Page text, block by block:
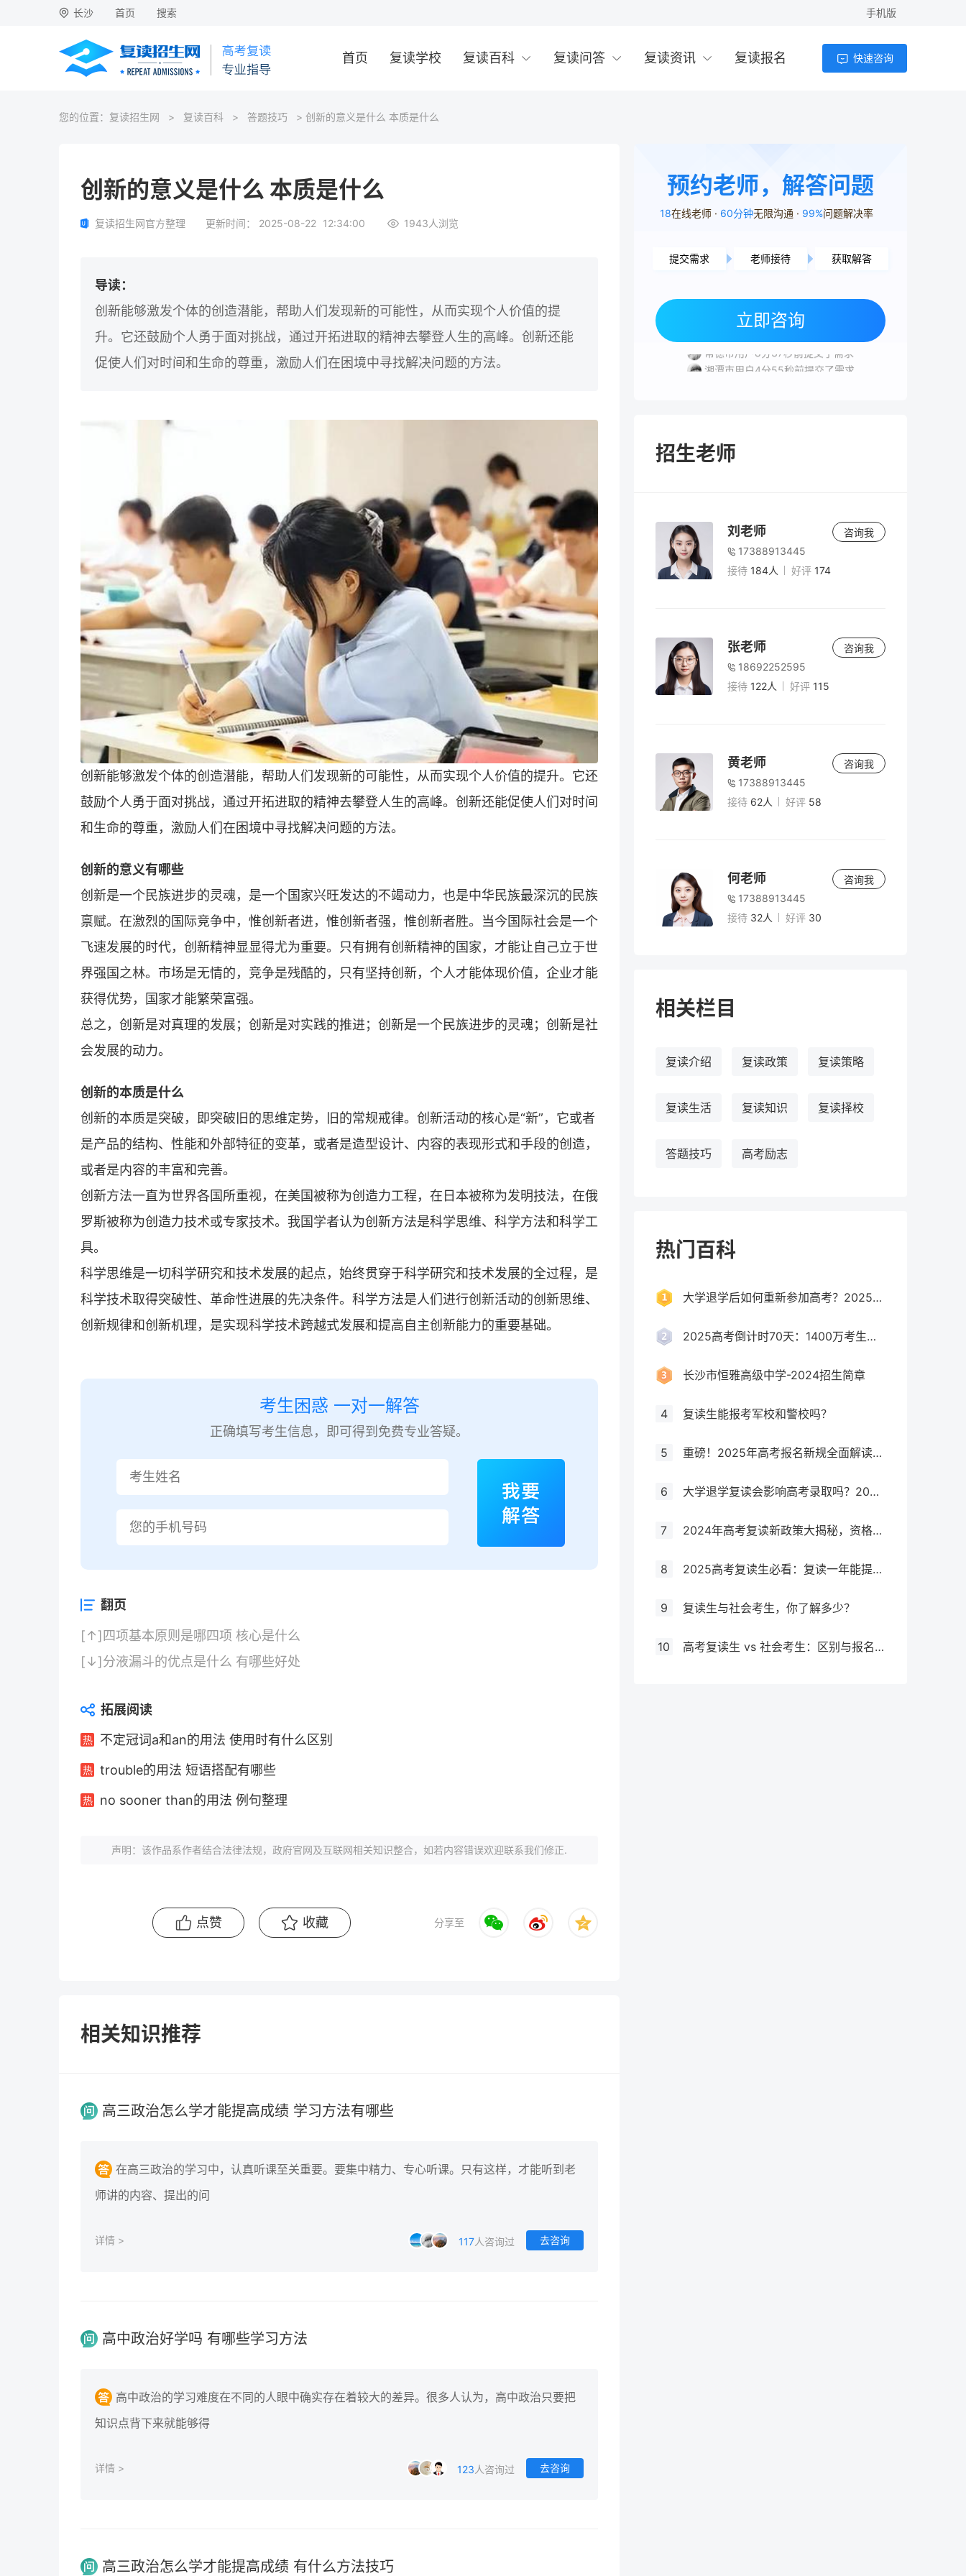
长沙 首页 搜索 手机版
首页 复读学校 复读百科 复读问答 复读资讯 复读报名 快速咨询
您的位置： 复读招生网 > 复读百科 > 答题技巧 > 创新的意义是什么 本质是什么
创新的意义是什么 本质是什么
复读招生网官方整理 更新时间： 2025-08-22 12:34:00 1943 人浏览
导读：
创新能够激发个体的创造潜能，帮助人们发现新的可能性，从而实现个人价值的提
升。它还鼓励个人勇于面对挑战，通过开拓进取的精神去攀登人生的高峰。创新还能
促使人们对时间和生命的尊重，激励人们在困境中寻找解决问题的方法。
创新能够激发个体的创造潜能，帮助人们发现新的可能性，从而实现个人价值的提升。它还
鼓励个人勇于面对挑战，通过开拓进取的精神去攀登人生的高峰。创新还能促使人们对时间
和生命的尊重，激励人们在困境中寻找解决问题的方法。
创新的意义有哪些
创新是一个民族进步的灵魂，是一个国家兴旺发达的不竭动力，也是中华民族最深沉的民族
禀赋。在激烈的国际竞争中，惟创新者进，惟创新者强，惟创新者胜。当今国际社会是一个
飞速发展的时代，创新精神显显得尤为重要。只有拥有创新精神的国家，才能让自己立于世
界强国之林。市场是无情的，竞争是残酷的，只有坚持创新，个人才能体现价值，企业才能
获得优势，国家才能繁荣富强。
总之，创新是对真理的发展；创新是对实践的推进；创新是一个民族进步的灵魂；创新是社
会发展的动力。
创新的本质是什么
创新的本质是突破，即突破旧的思维定势，旧的常规戒律。创新活动的核心是“新”，它或者
是产品的结构、性能和外部特征的变革，或者是造型设计、内容的表现形式和手段的创造，
或者是内容的丰富和完善。
创新方法一直为世界各国所重视，在美国被称为创造力工程，在日本被称为发明技法，在俄
罗斯被称为创造力技术或专家技术。我国学者认为创新方法是科学思维、科学方法和科学工
具。
科学思维是一切科学研究和技术发展的起点，始终贯穿于科学研究和技术发展的全过程，是
科学技术取得突破性、革命性进展的先决条件。科学方法是人们进行创新活动的创新思维、
创新规律和创新机理，是实现科学技术跨越式发展和提高自主创新能力的重要基础。
考生困惑 一对一解答
正确填写考生信息，即可得到免费专业答疑。
翻页
[↑] 四项基本原则是哪四项 核心是什么
[↓]分液漏斗的优点是什么 有哪些好处
拓展阅读
不定冠词a和an的用法 使用时有什么区别
trouble的用法 短语搭配有哪些
no sooner than的用法 例句整理
声明：该作品系作者结合法律法规，政府官网及互联网相关知识整合，如若内容错误欢迎联系我们修正.
点赞 收藏 分享至
相关知识推荐
高三政治怎么学才能提高成绩 学习方法有哪些
在高三政治的学习中，认真听课至关重要。要集中精力、专心听课。只有这样，才能听到老
师讲的内容、提出的问
详情 > 117人咨询过 去咨询
高中政治好学吗 有哪些学习方法
高中政治的学习难度在不同的人眼中确实存在着较大的差异。很多人认为，高中政治只要把
知识点背下来就能够得
详情 > 123 人咨询过 去咨询
高三政治怎么学才能提高成绩 有什么方法技巧
预约老师，解答问题
18在线老师 60分钟无限沟通 99%问题解决率
提交需求 老师接待 获取解答
立即咨询
湘潭市用户2分44秒前提交了需求
岳阳市用户2分43秒前提交了需求
常德市用户8分37秒前提交了需求
湘潭市用户4分55秒前提交了需求
招生老师
刘老师
17388913445
接待 184人 好评 174
咨询我
张老师
18692252595
接待 122人 好评 115
咨询我
黄老师
17388913445
接待 62人 好评 58
咨询我
何老师
17388913445
接待 32人 好评 30
咨询我
相关栏目
复读介绍 复读政策 复读策略
复读生活 复读知识 复读择校
答题技巧 高考励志
热门百科
大学退学后如何重新参加高考？2025年最新政策全解析
2025高考倒计时70天：1400万考生创历史新高，复读生占比突破40%！
长沙市恒雅高级中学-2024招生简章
4 复读生能报考军校和警校吗？
5 重磅！2025年高考报名新规全面解读，这些考生将失去报考资格！
6 大学退学复读会影响高考录取吗？2025年最新政策解读与成功策略
7 2024年高考复读新政策大揭秘，资格、次数、课程全解析
8 2025高考复读生必看：复读一年能提多少分？关键因素大揭秘！
9 复读生与社会考生，你了解多少？
10 高考复读生 vs 社会考生：区别与报名要求全解析